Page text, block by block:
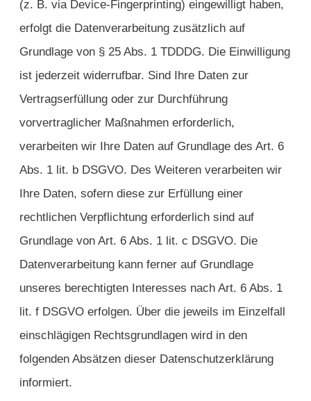
(z. B. via Device-Fingerprinting) eingewilligt haben,
erfolgt die Datenverarbeitung zusätzlich auf
Grundlage von § 25 Abs. 1 TDDDG. Die Einwilligung
ist jederzeit widerrufbar. Sind Ihre Daten zur
Vertragserfüllung oder zur Durchführung
vorvertraglicher Maßnahmen erforderlich,
verarbeiten wir Ihre Daten auf Grundlage des Art. 6
Abs. 1 lit. b DSGVO. Des Weiteren verarbeiten wir
Ihre Daten, sofern diese zur Erfüllung einer
rechtlichen Verpflichtung erforderlich sind auf
Grundlage von Art. 6 Abs. 1 lit. c DSGVO. Die
Datenverarbeitung kann ferner auf Grundlage
unseres berechtigten Interesses nach Art. 6 Abs. 1
lit. f DSGVO erfolgen. Über die jeweils im Einzelfall
einschlägigen Rechtsgrundlagen wird in den
folgenden Absätzen dieser Datenschutzerklärung
informiert.